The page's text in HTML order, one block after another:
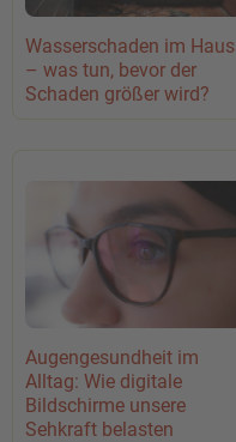
Wasserschaden im Haus
– was tun, bevor der
Schaden größer wird?
Augengesundheit im
Alltag: Wie digitale
Bildschirme unsere
Sehkraft belasten